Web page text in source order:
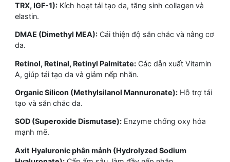
TRX, IGF-1): Kích hoạt tái tạo da, tăng sinh collagen và
elastin.
DMAE (Dimethyl MEA): Cải thiện độ săn chắc và nâng cơ
da.
Retinol, Retinal, Retinyl Palmitate: Các dẫn xuất Vitamin
A, giúp tái tạo da và giảm nếp nhăn.
Organic Silicon (Methylsilanol Mannuronate): Hỗ trợ tái
tạo và săn chắc da.
SOD (Superoxide Dismutase): Enzyme chống oxy hóa
mạnh mẽ.
Axit Hyaluronic phân mảnh (Hydrolyzed Sodium